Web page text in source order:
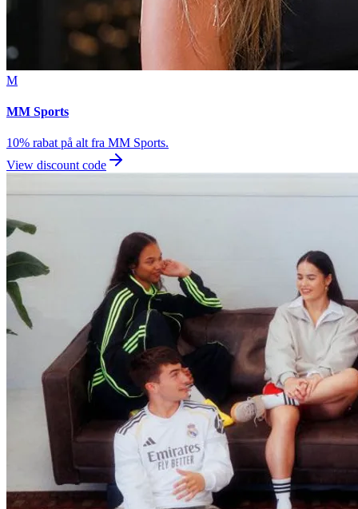
M
MM Sports
10% rabat på alt fra MM Sports.
View discount code